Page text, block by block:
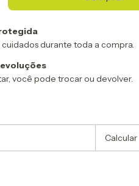
cuidados durante toda a compra.
você pode trocar ou devolver.
Calcular